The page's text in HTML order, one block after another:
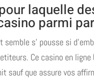
laquelle
parmi
s’ pousse si
Ce casino en
sauf que assure vos